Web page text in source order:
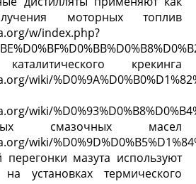
моторных топлив
w/index.php?
крекинга
wiki/
wiki/
смазочных масел
wiki/
перегонки мазута используют
установках термического